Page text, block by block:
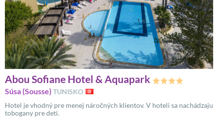
Abou Sofiane Hotel & Aquapark
Súsa (Sousse) TUNISKO
Hotel je vhodný pre menej náročných klientov. V hoteli sa nachádzaju
tobogany pre deti.